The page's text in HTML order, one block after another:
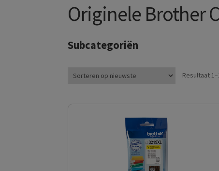
Originele Brother
Subcategoriën
Resultaat